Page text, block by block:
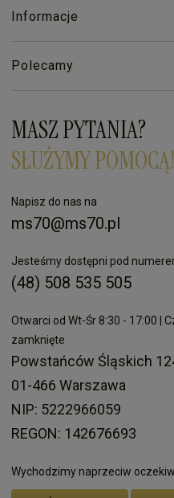
Informacje
Polecamy
MASZ PYTANIA?
SŁUŻYMY POMOCĄ!
Napisz do nas na
ms70@ms70.pl
Jesteśmy dostępni pod
(48) 508 535 505
Otwarci od Wt-Śr 8:30 - 17:00 |
zamknięte
Powstańców Śląskich
01-466 Warszawa
NIP: 5222966059
REGON: 142676693
Wychodzimy naprzeciw